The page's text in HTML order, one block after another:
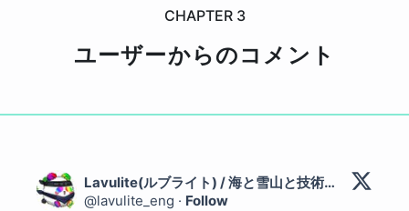
CHAPTER 3
ユーザーからのコメント
Lavulite(ルブライト) / 海と雪山と技術が好きなエンジニア
@lavulite_eng · Follow